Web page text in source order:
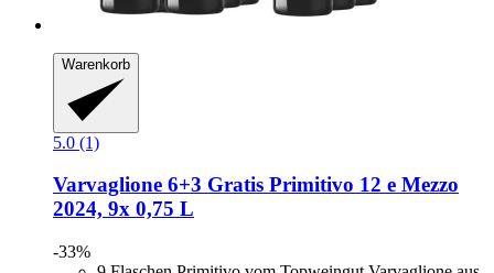
Warenkorb
5.0 (1)
Varvaglione 6+3 Gratis Primitivo 12 e Mezzo
2024, 9x 0,75 L
-33%